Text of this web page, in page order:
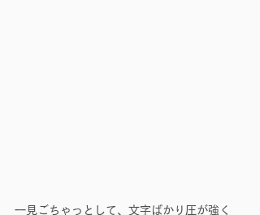
一見ごちゃっとして、文字ばかり圧が強く